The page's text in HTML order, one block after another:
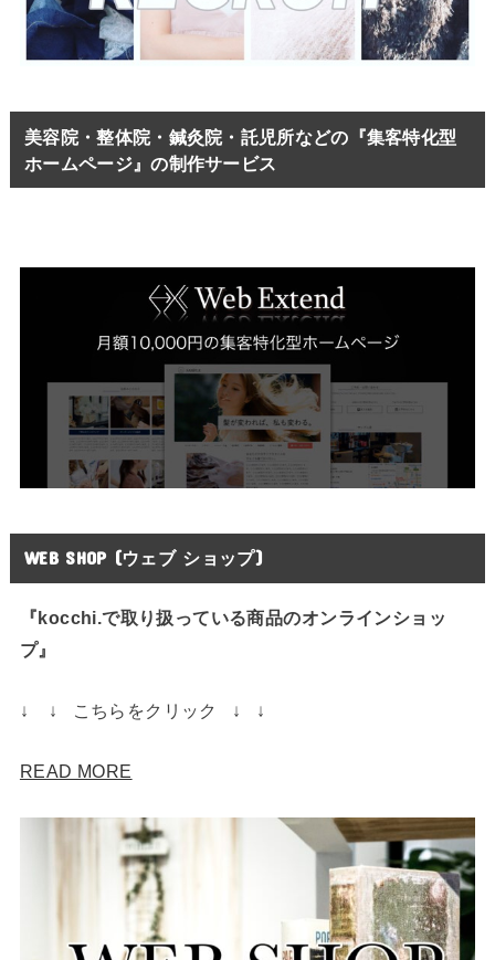
美容院・整体院・鍼灸院・託児所などの『集客特化型
ホームページ』の制作サービス
WEB SHOP (ウェブ ショップ)
『kocchi.で取り扱っている商品のオンラインショッ
プ』
↓ ↓ こちらをクリック ↓ ↓
READ MORE